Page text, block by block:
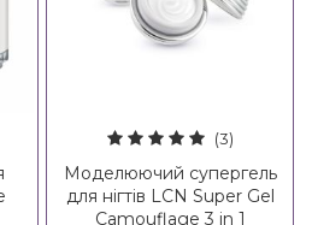
(3)
Моделюючий супергель
для нігтів LCN Super Gel
Camouflage 3 in 1